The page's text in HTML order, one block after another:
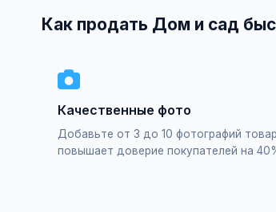
Как продать Дом и сад
Качественные фото
Добавьте от 3 до 10 фотографий
повышает доверие покупателей на